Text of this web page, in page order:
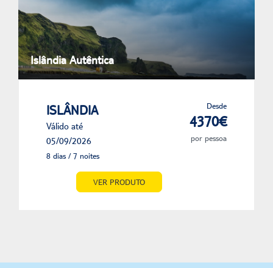
Islândia Autêntica
ISLÂNDIA
Válido até
05/09/2026
8 dias / 7 noites
Desde
4370€
por pessoa
VER PRODUTO